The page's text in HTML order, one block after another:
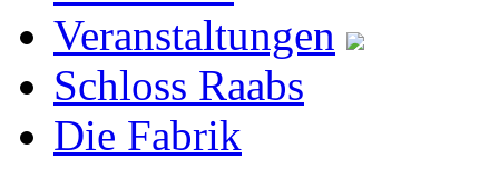
Veranstaltungen
Schloss Raabs
Die Fabrik